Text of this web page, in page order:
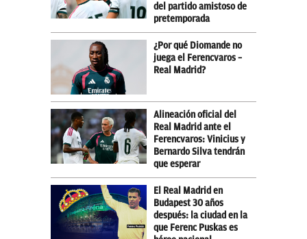
del partido amistoso de
pretemporada
¿Por qué Diomande no
juega el Ferencvaros –
Real Madrid?
Alineación oficial del
Real Madrid ante el
Ferencvaros: Vinicius y
Bernardo Silva tendrán
que esperar
El Real Madrid en
Budapest 30 años
después: la ciudad en la
que Ferenc Puskas es